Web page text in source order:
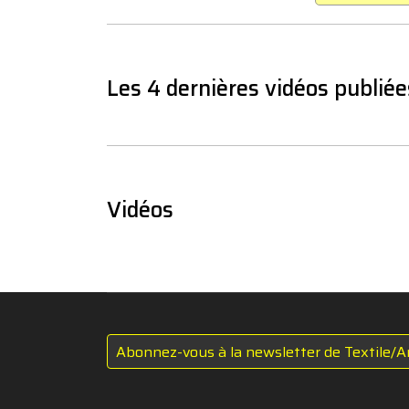
Les 4 dernières vidéos
Vidéos
Abonnez-vous à la newsletter de Textile/